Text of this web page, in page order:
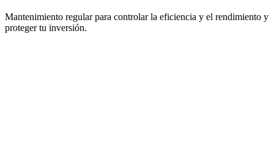
Mantenimiento regular para controlar la eficiencia y el rendimiento y
proteger tu inversión.